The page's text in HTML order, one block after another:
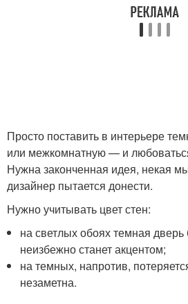
Просто поставить в интерьере
или межкомнатную — и
Нужна законченная идея, некая
дизайнер пытается донести.
Нужно учитывать цвет стен:
на светлых обоях темная дверь
неизбежно станет акцентом;
на темных, напротив,
незаметна.